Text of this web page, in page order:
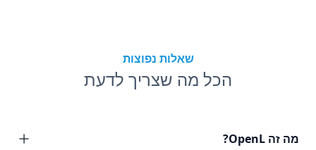
שאלות נפוצות
הכל מה שצריך לדעת
מה זה OpenL?